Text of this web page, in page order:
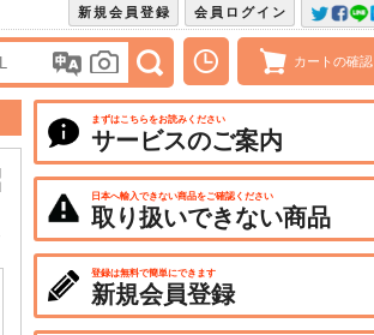
会員ログイン
新規会員登録
カートの確認
まずはこちらをお読みください
サービスのご案内
日本へ輸入できない商品をご確認ください
取り扱いできない商品
登録は無料で簡単にできます
新規会員登録